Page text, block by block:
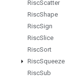
RiscScatter
RiscShape
RiscSign
RiscSlice
RiscSort
RiscSqueeze
RiscSub